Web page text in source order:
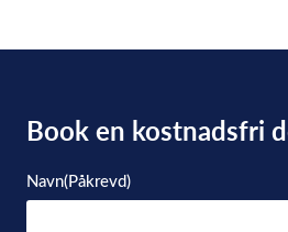
Book en kostnadsfri
Navn(Påkrevd)